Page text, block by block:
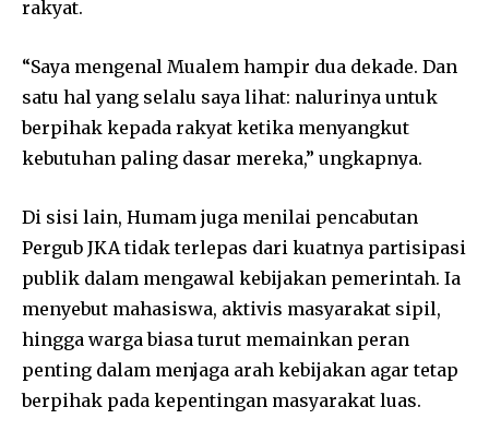
rakyat.
“Saya mengenal Mualem hampir dua dekade. Dan
satu hal yang selalu saya lihat: nalurinya untuk
berpihak kepada rakyat ketika menyangkut
kebutuhan paling dasar mereka,” ungkapnya.
Di sisi lain, Humam juga menilai pencabutan
Pergub JKA tidak terlepas dari kuatnya partisipasi
publik dalam mengawal kebijakan pemerintah. Ia
menyebut mahasiswa, aktivis masyarakat sipil,
hingga warga biasa turut memainkan peran
penting dalam menjaga arah kebijakan agar tetap
berpihak pada kepentingan masyarakat luas.